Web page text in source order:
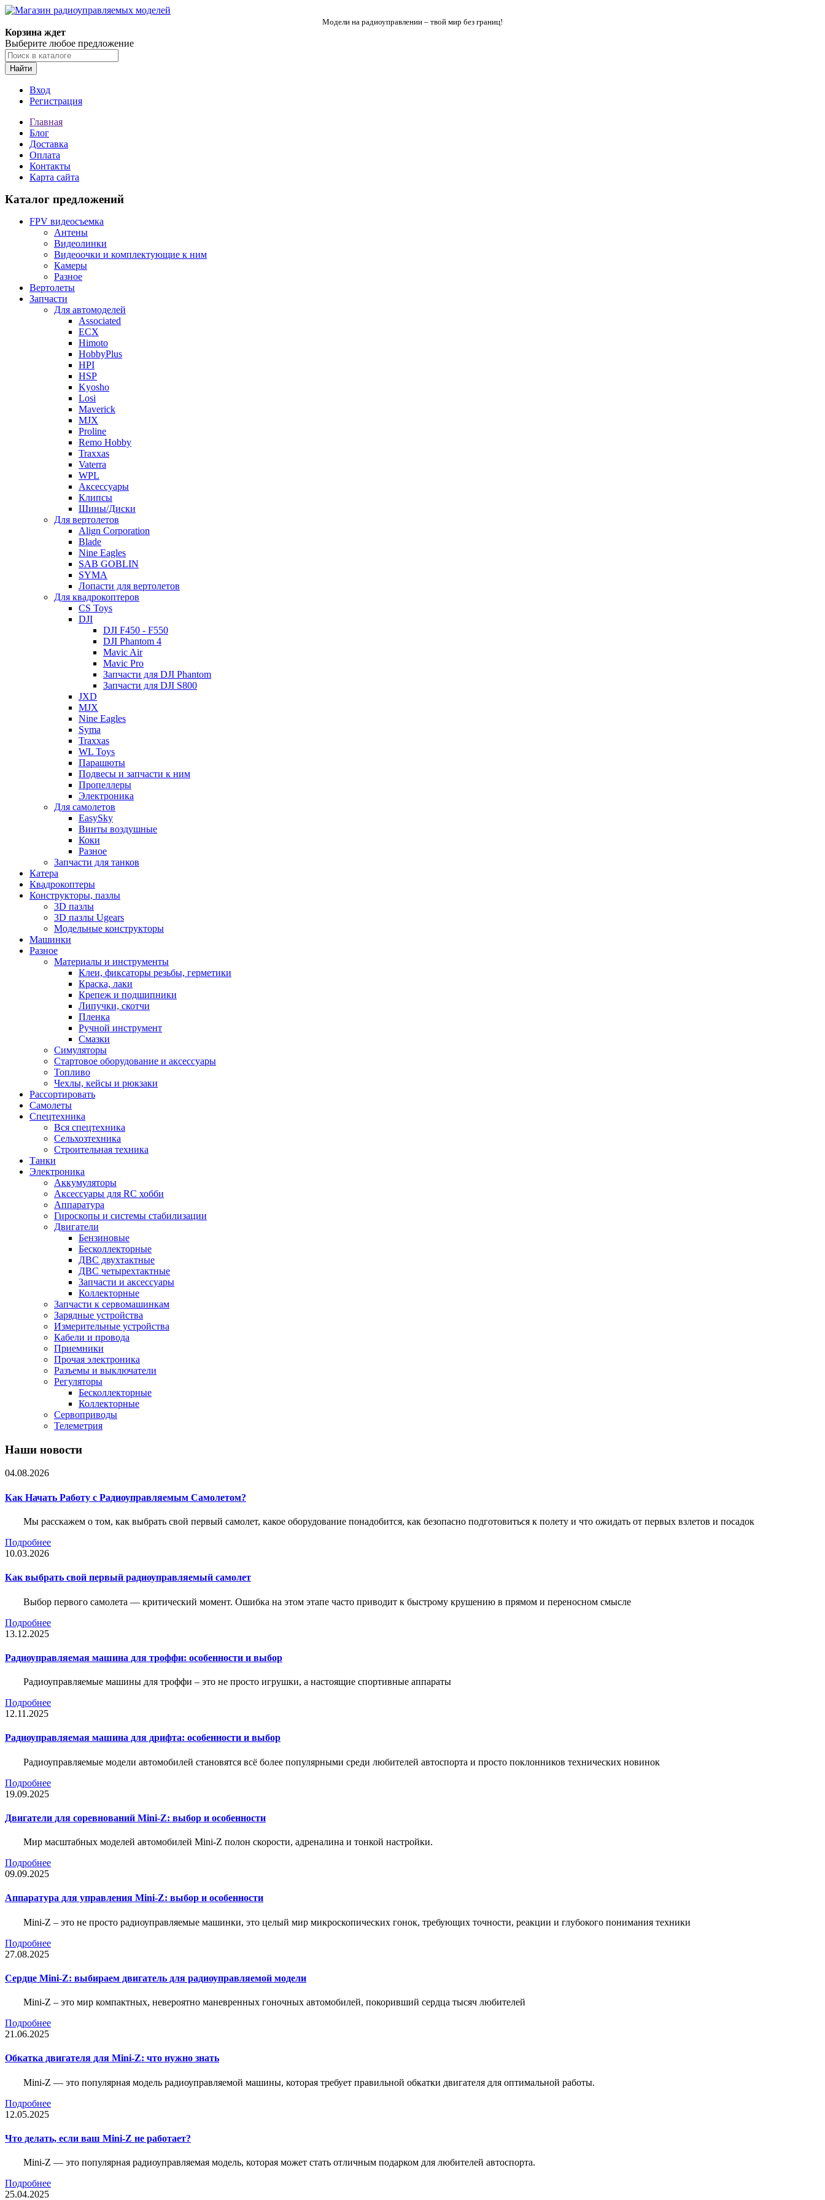
Модели на радиоуправлении – твой мир без границ!
Корзина ждет
Выберите любое предложение
Найти
Вход
Регистрация
Главная
Блог
Доставка
Оплата
Контакты
Карта сайта
Каталог предложений
FPV видеосъемка
Антены
Видеолинки
Видеоочки и комплектующие к ним
Камеры
Разное
Вертолеты
Запчасти
Для автомоделей
Associated
ECX
Himoto
HobbyPlus
HPI
HSP
Kyosho
Losi
Maverick
MJX
Proline
Remo Hobby
Traxxas
Vaterra
WPL
Аксессуары
Клипсы
Шины/Диски
Для вертолетов
Align Corporation
Blade
Nine Eagles
SAB GOBLIN
SYMA
Лопасти для вертолетов
Для квадрокоптеров
CS Toys
DJI
DJI F450 - F550
DJI Phantom 4
Mavic Air
Mavic Pro
Запчасти для DJI Phantom
Запчасти для DJI S800
JXD
MJX
Nine Eagles
Syma
Traxxas
WL Toys
Парашюты
Подвесы и запчасти к ним
Пропеллеры
Электроника
Для самолетов
EasySky
Винты воздушные
Коки
Разное
Запчасти для танков
Катера
Квадрокоптеры
Конструкторы, пазлы
3D пазлы
3D пазлы Ugears
Модельные конструкторы
Машинки
Разное
Материалы и инструменты
Клеи, фиксаторы резьбы, герметики
Краска, лаки
Крепеж и подшипники
Липучки, скотчи
Пленка
Ручной инструмент
Смазки
Симуляторы
Стартовое оборудование и аксессуары
Топливо
Чехлы, кейсы и рюкзаки
Рассортировать
Самолеты
Спецтехника
Вся спецтехника
Сельхозтехника
Строительная техника
Танки
Электроника
Аккумуляторы
Аксессуары для RC хобби
Аппаратура
Гироскопы и системы стабилизации
Двигатели
Бензиновые
Бесколлекторные
ДВС двухтактные
ДВС четырехтактные
Запчасти и аксессуары
Коллекторные
Запчасти к сервомашинкам
Зарядные устройства
Измерительные устройства
Кабели и провода
Приемники
Прочая электроника
Разъемы и выключатели
Регуляторы
Бесколлекторные
Коллекторные
Сервоприводы
Телеметрия
Наши новости
04.08.2026
Как Начать Работу с Радиоуправляемым Самолетом?
Мы расскажем о том, как выбрать свой первый самолет, какое оборудование понадобится, как безопасно подготовиться к полету и что ожидать от первых взлетов и посадок
Подробнее
10.03.2026
Как выбрать свой первый радиоуправляемый самолет
Выбор первого самолета — критический момент. Ошибка на этом этапе часто приводит к быстрому крушению в прямом и переносном смысле
Подробнее
13.12.2025
Радиоуправляемая машина для троффи: особенности и выбор
Радиоуправляемые машины для троффи – это не просто игрушки, а настоящие спортивные аппараты
Подробнее
12.11.2025
Радиоуправляемая машина для дрифта: особенности и выбор
Радиоуправляемые модели автомобилей становятся всё более популярными среди любителей автоспорта и просто поклонников технических новинок
Подробнее
19.09.2025
Двигатели для соревнований Mini-Z: выбор и особенности
Мир масштабных моделей автомобилей Mini-Z полон скорости, адреналина и тонкой настройки.
Подробнее
09.09.2025
Аппаратура для управления Mini-Z: выбор и особенности
Mini-Z – это не просто радиоуправляемые машинки, это целый мир микроскопических гонок, требующих точности, реакции и глубокого понимания техники
Подробнее
27.08.2025
Сердце Mini-Z: выбираем двигатель для радиоуправляемой модели
Mini-Z – это мир компактных, невероятно маневренных гоночных автомобилей, покоривший сердца тысяч любителей
Подробнее
21.06.2025
Обкатка двигателя для Mini-Z: что нужно знать
Mini-Z — это популярная модель радиоуправляемой машины, которая требует правильной обкатки двигателя для оптимальной работы.
Подробнее
12.05.2025
Что делать, если ваш Mini-Z не работает?
Mini-Z — это популярная радиоуправляемая модель, которая может стать отличным подарком для любителей автоспорта.
Подробнее
25.04.2025